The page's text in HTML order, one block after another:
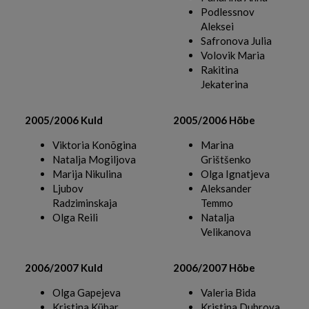
Podlessnov
Aleksei
Safronova Julia
Volovik Maria
Rakitina
Jekaterina
2005/2006 Kuld
Viktoria Konõgina
Natalja Mogiljova
Marija Nikulina
Ljubov
Radziminskaja
Olga Reili
2005/2006 Hõbe
Marina
Grištšenko
Olga Ignatjeva
Aleksander
Temmo
Natalja
Velikanova
2006/2007 Kuld
Olga Gapejeva
2006/2007 Hõbe
Valeria Bida